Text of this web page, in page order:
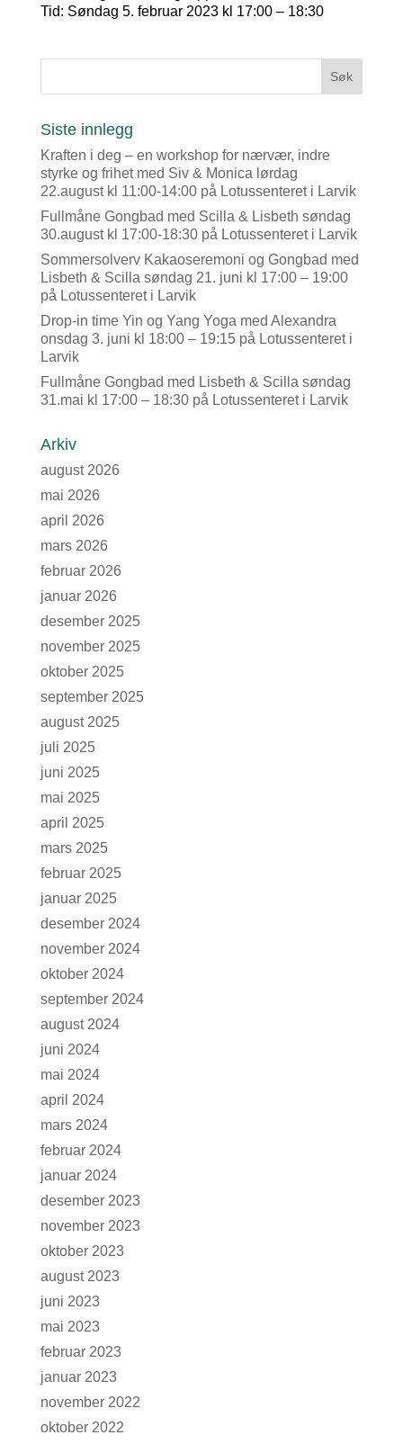
Tid: Søndag 5. februar 2023 kl 17:00 – 18:30
Siste innlegg
Kraften i deg – en workshop for nærvær, indre
styrke og frihet med Siv & Monica lørdag
22.august kl 11:00-14:00 på Lotussenteret i Larvik
Fullmåne Gongbad med Scilla & Lisbeth søndag
30.august kl 17:00-18:30 på Lotussenteret i Larvik
Sommersolverv Kakaoseremoni og Gongbad med
Lisbeth & Scilla søndag 21. juni kl 17:00 – 19:00
på Lotussenteret i Larvik
Drop-in time Yin og Yang Yoga med Alexandra
onsdag 3. juni kl 18:00 – 19:15 på Lotussenteret i
Larvik
Fullmåne Gongbad med Lisbeth & Scilla søndag
31.mai kl 17:00 – 18:30 på Lotussenteret i Larvik
Arkiv
august 2026
mai 2026
april 2026
mars 2026
februar 2026
januar 2026
desember 2025
november 2025
oktober 2025
september 2025
august 2025
juli 2025
juni 2025
mai 2025
april 2025
mars 2025
februar 2025
januar 2025
desember 2024
november 2024
oktober 2024
september 2024
august 2024
juni 2024
mai 2024
april 2024
mars 2024
februar 2024
januar 2024
desember 2023
november 2023
oktober 2023
august 2023
juni 2023
mai 2023
februar 2023
januar 2023
november 2022
oktober 2022